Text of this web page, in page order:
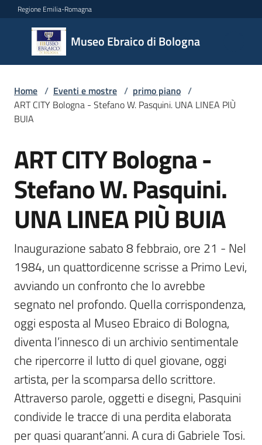
Vai al contenuto
Vai alla navigazione
Vai al footer
Regione Emilia-Romagna
Museo Ebraico di Bologna
Museo
Ebraico
di
Bologna
museo
Biglietteria
e
orari
Didattica
Bookshop
Biblioteca
Siti
d'interesse
Seguici
su
Home / Eventi e mostre / primo piano /
ART CITY Bologna - Stefano W. Pasquini. UNA LINEA PIÙ
BUIA
Salta al contenuto
ART CITY Bologna -
Stefano W. Pasquini.
UNA LINEA PIÙ BUIA
Inaugurazione sabato 8 febbraio, ore 21 - Nel
1984, un quattordicenne scrisse a Primo Levi,
avviando un confronto che lo avrebbe
segnato nel profondo. Quella corrispondenza,
oggi esposta al Museo Ebraico di Bologna,
diventa l’innesco di un archivio sentimentale
che ripercorre il lutto di quel giovane, oggi
artista, per la scomparsa dello scrittore.
Attraverso parole, oggetti e disegni, Pasquini
condivide le tracce di una perdita elaborata
per quasi quarant’anni. A cura di Gabriele Tosi.